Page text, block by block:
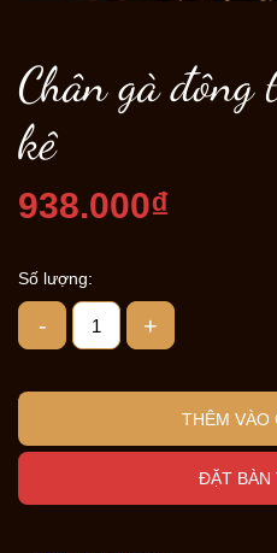
Chân gà đông
kê
938.000₫
Số lượng:
- +
THÊM VÀO
ĐẶT BÀN